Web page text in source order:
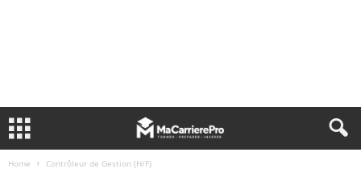
Home Contrôleur de Gestion (H/F)